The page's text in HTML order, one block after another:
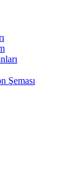
Şeması